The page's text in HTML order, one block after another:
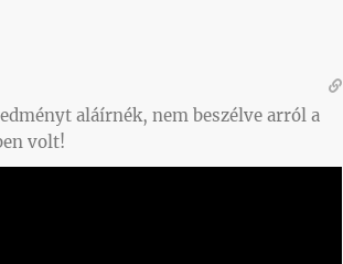
aláírnék, nem beszélve arról a
volt!